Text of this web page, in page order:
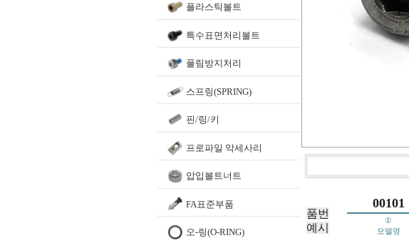
플라스틱볼트
특수표면처리볼트
풀림방지처리
스프링(SPRING)
핀/링/키
프로파일 악세사리
압입볼트너트
FA표준부품
오-링(O-RING)
품번
예시
00101
①
모델명